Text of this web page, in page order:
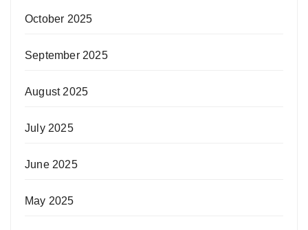
October 2025
September 2025
August 2025
July 2025
June 2025
May 2025